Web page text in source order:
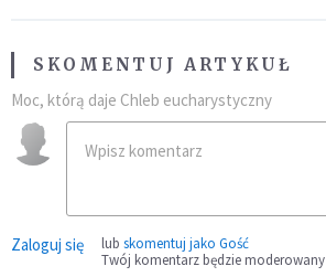
SKOMENTUJ ARTYKUŁ
Moc, którą daje Chleb eucharystyczny
Zaloguj się lub skomentuj jako Gość
Twój komentarz będzie moderowany